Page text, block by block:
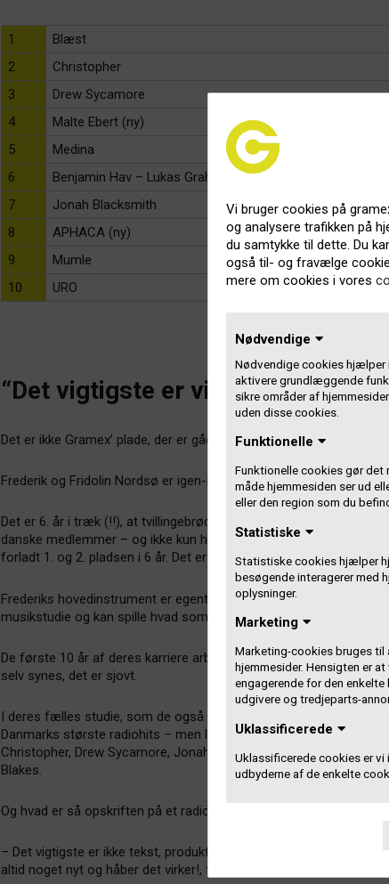
Vi bruger cookies på
og analysere trafikken på
du samtykke til dette. Du
også til- og fravælge
mere om cookies i vores
Nødvendige
Nødvendige cookies hjælper
aktivere grundlæggende
sikre områder af
uden disse cookies.
Funktionelle
Funktionelle cookies gør det
måde hjemmesiden ser ud
eller den region som du
Statistiske
Statistiske cookies hjælper
besøgende interagerer med
oplysninger.
Marketing
Marketing-cookies bruges
hjemmesider. Hensigten er
engagerende for den
udgivere og tredjeparts-
Uklassificerede
Uklassificerede cookies er
udbyderne af de enkelte
1
Blæst
2
Christopher
3
Drew Sycamore
4
Malte Ebert (ny)
5
Medina
6
Benjamin Hav – Lukas Graham (ny)
7
Jonah Blacksmith
8
APHACA (ny)
9
Mumle
10
URO
“Det vigtigste er vibe”
Det er ikke Gramex’ plade, der er gået i hak:
Frederik og Fridolin Nordsø er igen-igen de to mest spillede
Det er 6. år i træk (!!), at tvillingebrødrene ligger øverst, når man
danske medlemmer – og ikke kun hovedartisterne. De har byttet
forladt 1. og 2. pladsen i 6 år. Det er ny rekord.
Frederiks hovedinstrument er egentlig guitar og Fridolins er
musikstudie og kan spille hvad som helst.
De første 10 år af deres karriere arbejdede de aldrig sammen. Nu
selv synes, det er sjovt.
I deres fælles studie, som de også deler med Arto Eriksen på
Danmarks største radiohits – men lige hvad de har lyst til. Med
Christopher, Drew Sycamore, Jonah Blacksmith, Blæst, URO osv.
Blakes.
Og hvad er så opskriften på et radiohit?
– Det vigtigste er ikke tekst, produktion eller melodi – det er vibe.
altid noget nyt og håber det virker!, fortæller Frederik Nordsø.